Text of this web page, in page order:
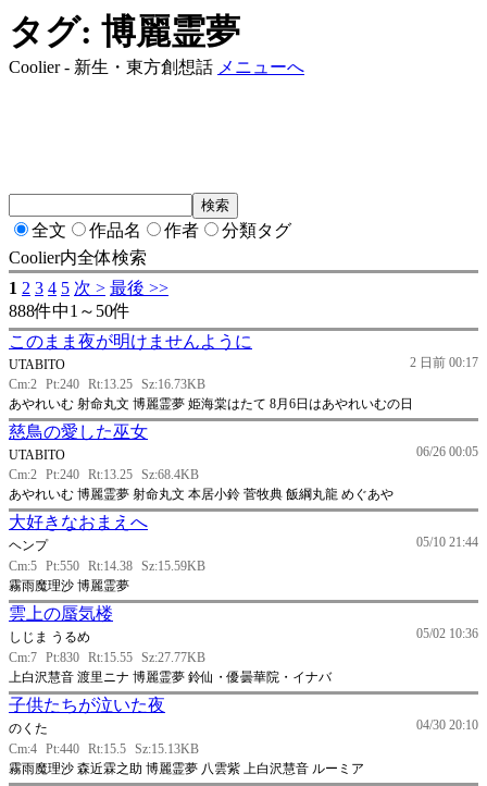
タグ: 博麗霊夢
Coolier - 新生・東方創想話 メニューへ
全文 作品名 作者
分類タグ
Coolier内全体検索
1 2 3 4 5 次 > 最後 >>
888件中1～50件
このまま夜が明けませんように
2 日前 00:17
UTABITO
Cm:2 Pt:240 Rt:13.25 Sz:16.73KB
あやれいむ 射命丸文 博麗霊夢 姫海棠はたて 8月6日はあやれいむの日
慈鳥の愛した巫女
06/26 00:05
UTABITO
Cm:2 Pt:240 Rt:13.25 Sz:68.4KB
あやれいむ 博麗霊夢 射命丸文 本居小鈴 菅牧典 飯綱丸龍 めぐあや
大好きなおまえへ
05/10 21:44
ヘンプ
Cm:5 Pt:550 Rt:14.38 Sz:15.59KB
霧雨魔理沙 博麗霊夢
雲上の蜃気楼
05/02 10:36
しじま うるめ
Cm:7 Pt:830 Rt:15.55 Sz:27.77KB
上白沢慧音 渡里ニナ 博麗霊夢 鈴仙・優曇華院・イナバ
子供たちが泣いた夜
04/30 20:10
のくた
Cm:4 Pt:440 Rt:15.5 Sz:15.13KB
霧雨魔理沙 森近霖之助 博麗霊夢 八雲紫 上白沢慧音 ルーミア